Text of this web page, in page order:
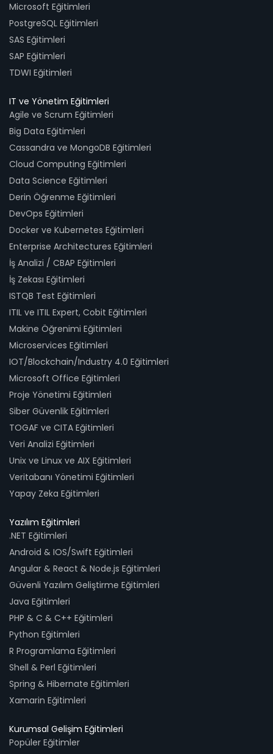
Microsoft Eğitimleri
PostgreSQL Eğitimleri
SAS Eğitimleri
SAP Eğitimleri
TDWI Eğitimleri
IT ve Yönetim Eğitimleri
Agile ve Scrum Eğitimleri
Big Data Eğitimleri
Cassandra ve MongoDB Eğitimleri
Cloud Computing Eğitimleri
Data Science Eğitimleri
Derin Öğrenme Eğitimleri
DevOps Eğitimleri
Docker ve Kubernetes Eğitimleri
Enterprise Architectures Eğitimleri
İş Analizi / CBAP Eğitimleri
İş Zekası Eğitimleri
ISTQB Test Eğitimleri
ITIL ve ITIL Expert, Cobit Eğitimleri
Makine Öğrenimi Eğitimleri
Microservices Eğitimleri
IOT/Blockchain/Industry 4.0 Eğitimleri
Microsoft Office Eğitimleri
Proje Yönetimi Eğitimleri
Siber Güvenlik Eğitimleri
TOGAF ve CITA Eğitimleri
Veri Analizi Eğitimleri
Unix ve Linux ve AIX Eğitimleri
Veritabanı Yönetimi Eğitimleri
Yapay Zeka Eğitimleri
Yazılım Eğitimleri
.NET Eğitimleri
Android & IOS/Swift Eğitimleri
Angular & React & Node.js Eğitimleri
Güvenli Yazılım Geliştirme Eğitimleri
Java Eğitimleri
PHP & C & C++ Eğitimleri
Python Eğitimleri
R Programlama Eğitimleri
Shell & Perl Eğitimleri
Spring & Hibernate Eğitimleri
Xamarin Eğitimleri
Kurumsal Gelişim Eğitimleri
Popüler Eğitimler